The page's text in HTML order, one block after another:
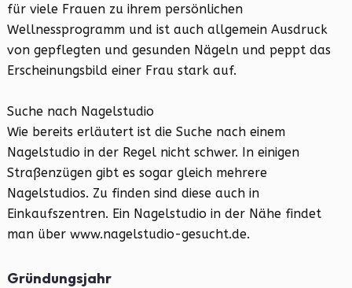
für viele Frauen zu ihrem persönlichen
Wellnessprogramm und ist auch allgemein Ausdruck
von gepflegten und gesunden Nägeln und peppt das
Erscheinungsbild einer Frau stark auf.
Suche nach Nagelstudio
Wie bereits erläutert ist die Suche nach einem
Nagelstudio in der Regel nicht schwer. In einigen
Straßenzügen gibt es sogar gleich mehrere
Nagelstudios. Zu finden sind diese auch in
Einkaufszentren. Ein Nagelstudio in der Nähe findet
man über www.nagelstudio-gesucht.de.
Gründungsjahr